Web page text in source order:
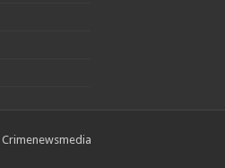
Crimenewsmedia